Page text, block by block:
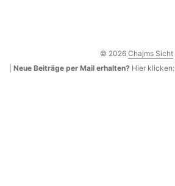
© 2026 Chajms Sicht
Neue Beiträge per Mail erhalten? Hier klicken: